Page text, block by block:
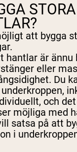
att bygga
hantlar är
eller
Du
och
möjliga med
satsa på att
i